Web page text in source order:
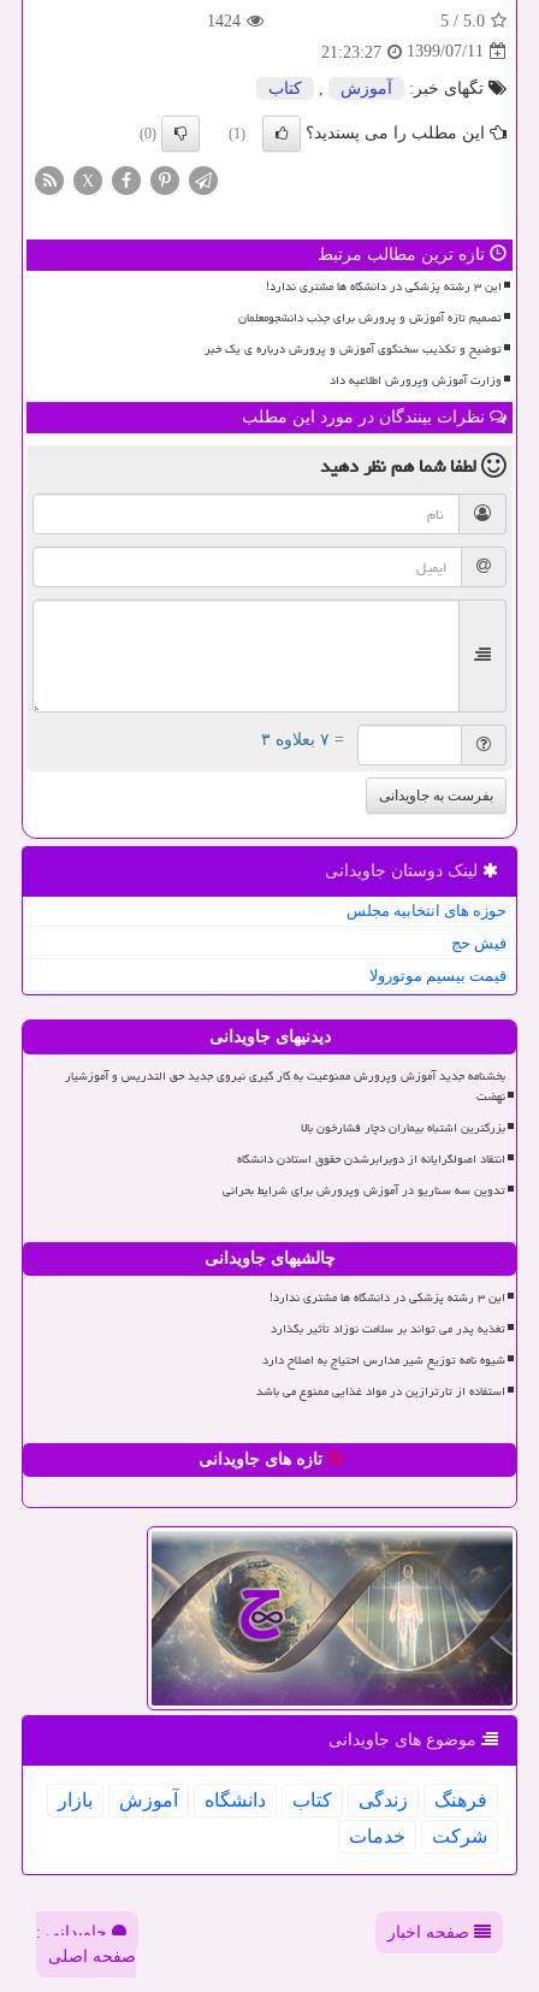
5.0
/
5
1424
1399/07/11
21:23:27
تگهای خبر:
آموزش , كتاب
این مطلب را می پسندید؟ (1)
(0)
X
تازه ترین مطالب مرتبط
این ۳ رشته پزشکی در دانشگاه ها مشتری ندارد!
تصمیم تازه آموزش و پرورش برای جذب دانشجومعلمان
توضیح و تکذیب سخنگوی آموزش و پرورش درباره ی یک خبر
وزارت آموزش وپرورش اطلاعیه داد
نظرات بینندگان در مورد این مطلب
لطفا شما همنظر دهید
= ۷ بعلاوه ۳
بفرست به جاویدانی
لینک دوستان جاویدانی
حوزه های انتخابیه مجلس
فیش حج
قیمت بیسیم موتورولا
دیدنیهای جاویدانی
بخشنامه جدید آموزش وپرورش ممنوعیت به کار گیری نیروی جدید حق التدریس و آموزشیار
نهضت
بزرگترین اشتباه بیماران دچار فشارخون بالا
انتقاد اصولگرایانه از دوبرابرشدن حقوق استادن دانشگاه
تدوین سه سناریو در آموزش وپرورش برای شرایط بحرانی
چالشیهای جاویدانی
این ۳ رشته پزشکی در دانشگاه ها مشتری ندارد!
تغذیه پدر می تواند بر سلامت نوزاد تأثیر بگذارد
شیوه نامه توزیع شیر مدارس احتیاج به اصلاح دارد
استفاده از تارترازین در مواد غذایی ممنوع می باشد
تازه های جاویدانی
موضوع های جاویدانی
فرهنگ زندگی كتاب دانشگاه آموزش
بازار
شركت
خدمات
صفحه اخبار
جاویدانی :
صفحه اصلی